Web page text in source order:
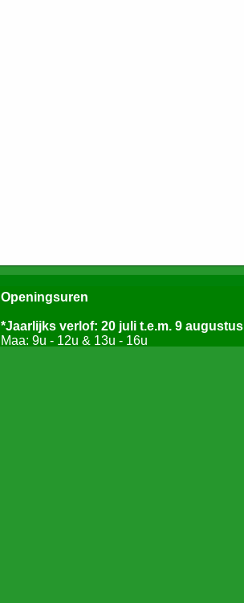
Openingsuren
*Jaarlijks verlof: 20 juli t.e.m. 9 augustus
Maa: 9u - 12u & 13u - 16u